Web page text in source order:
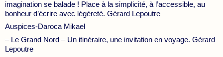
imagination se balade ! Place à la simplicité, à l’accessible, au
bonheur d’écrire avec légèreté. Gérard Lepoutre
Auspices-Daroca Mikael
– Le Grand Nord – Un itinéraire, une invitation en voyage. Gérard
Lepoutre